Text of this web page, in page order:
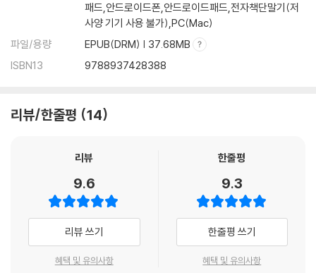
패드,안드로이드폰,안드로이드패드,전자책단말기(저
사양 기기 사용 불가),PC(Mac)
파일/용량
EPUB(DRM) | 37.68MB
ISBN13
9788937428388
리뷰/한줄평 14
리뷰
9.6
리뷰 쓰기
혜택 및 유의사항
한줄평
9.3
한줄평 쓰기
혜택 및 유의사항